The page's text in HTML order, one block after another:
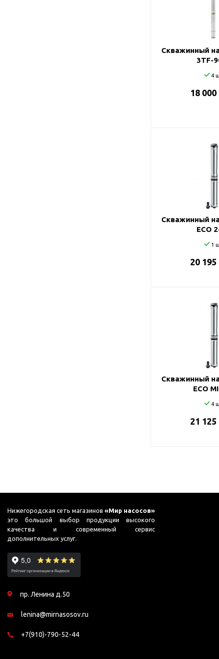
Джилекс
Скважинный
3TF-
4
18 000
Скважинный
ECO
1
20 195
Скважинный
ECO
4
21 125
Нижегородская сеть магазинов«Мир насосов»
это большой выбор продукции высокого
качества и современный сервис
дополнительных услуг.
пр. Ленина д.50
lenina@mirnasosov.ru
+7(910)-790-52-44